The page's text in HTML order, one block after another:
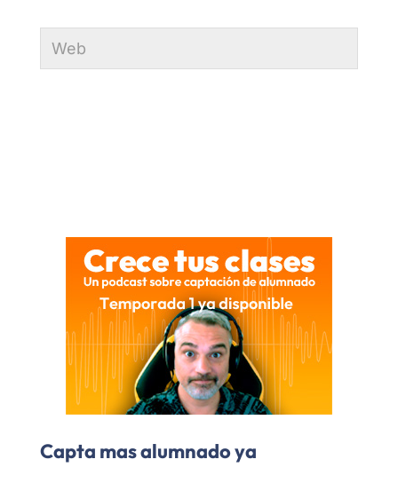
Capta mas alumnado ya